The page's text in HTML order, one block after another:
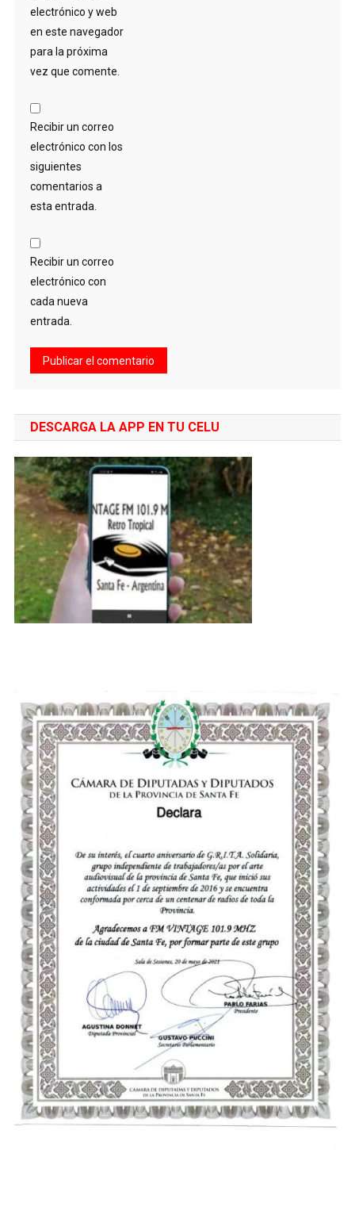
electrónico y web
en este navegador
para la próxima
vez que comente.
Recibir un correo
electrónico con los
siguientes
comentarios a
esta entrada.
Recibir un correo
electrónico con
cada nueva
entrada.
DESCARGA LA APP EN TU CELU